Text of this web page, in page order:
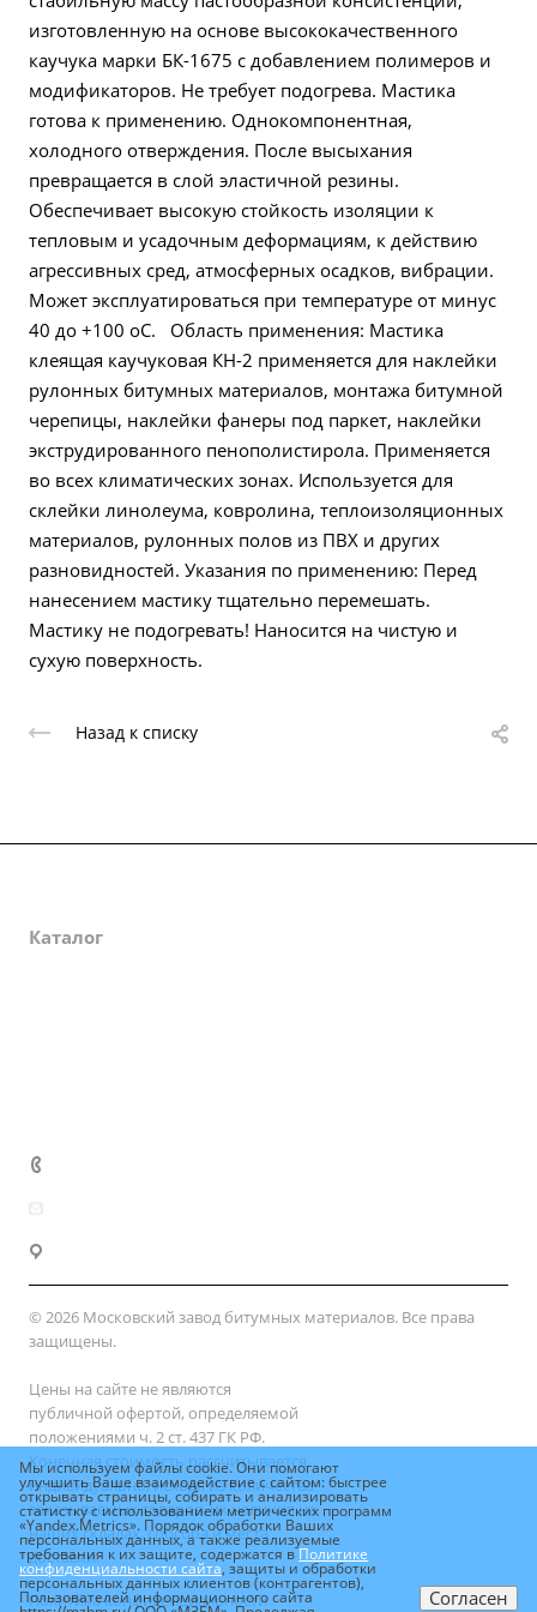
изготовленную на основе высококачественного
каучука марки БК-1675 с добавлением полимеров и
модификаторов. Не требует подогрева. Мастика
готова к применению. Однокомпонентная,
холодного отверждения. После высыхания
превращается в слой эластичной резины.
Обеспечивает высокую стойкость изоляции к
тепловым и усадочным деформациям, к действию
агрессивных сред, атмосферных осадков, вибрации.
Может эксплуатироваться при температуре от минус
40 до +100 oС. Область применения: Мастика
клеящая каучуковая КН-2 применяется для наклейки
рулонных битумных материалов, монтажа битумной
черепицы, наклейки фанеры под паркет, наклейки
экструдированного пенополистирола. Применяется
во всех климатических зонах. Используется для
склейки линолеума, ковролина, теплоизоляционных
материалов, рулонных полов из ПВХ и других
разновидностей. Указания по применению: Перед
нанесением мастику тщательно перемешать.
Мастику не подогревать! Наносится на чистую и
сухую поверхность.
Назад к списку
Каталог
© 2026 Московский завод битумных материалов. Все права
защищены.
Цены на сайте не являются
публичной офертой, определяемой
положениями ч. 2 ст. 437 ГК РФ.
Конечная стоимость рассчитывается
индивидуально, исходя из количества
заказываемых товаров, их наличия на
наших складах, способа и места
доставки.
Политика конфиденциальности
Мы используем файлы cookie. Они помогают
улучшить Ваше взаимодействие с сайтом: быстрее
открывать страницы, собирать и анализировать
статистку с использованием метрических программ
«Yandex.Metrics». Порядок обработки Ваших
персональных данных, а также реализуемые
требования к их защите, содержатся вПолитике
конфиденциальности сайта, защиты и обработки
персональных данных клиентов (контрагентов),
Пользователей информационного сайта Согласен